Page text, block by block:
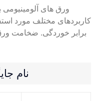
ورق های آلومینیومی
کاربردهای مختلف مورد
نام